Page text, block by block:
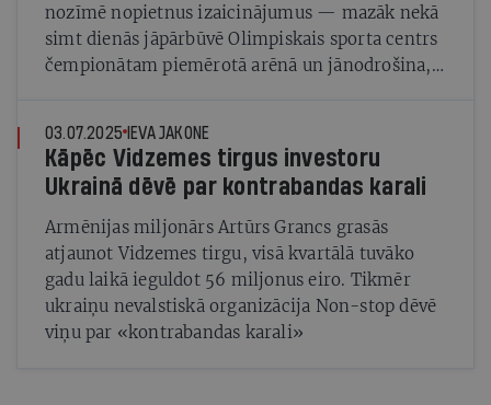
nozīmē nopietnus izaicinājumus — mazāk nekā
simt dienās jāpārbūvē Olimpiskais sporta centrs
čempionātam piemērotā arēnā un jānodrošina,
03.07.2025 IEVA JAKONE
Kāpēc Vidzemes tirgus investoru
Ukrainā dēvē par kontrabandas karali
Armēnijas miljonārs Artūrs Grancs grasās
atjaunot Vidzemes tirgu, visā kvartālā tuvāko
gadu laikā ieguldot 56 miljonus eiro. Tikmēr
ukraiņu nevalstiskā organizācija Non-stop dēvē
viņu par «kontrabandas karali»